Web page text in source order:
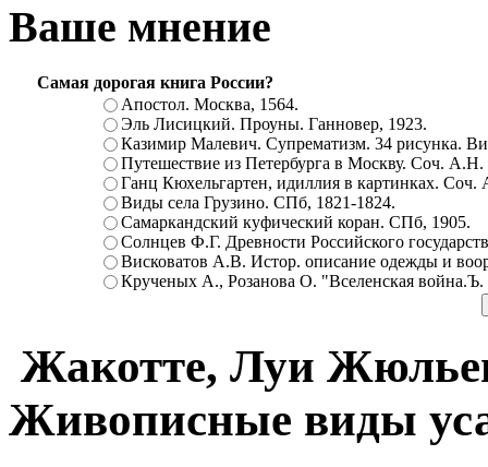
Ваше мнение
Самая дорогая книга России?
Апостол. Москва, 1564.
Эль Лисицкий. Проуны. Ганновер, 1923.
Казимир Малевич. Супрематизм. 34 рисунка.
Путешествие из Петербурга в Москву. Соч.
Ганц Кюхельгартен, идиллия в картинках.
Виды села Грузино. СПб, 1821-1824.
Самаркандский куфический коран. СПб, 1905.
Солнцев Ф.Г. Древности Российского
Висковатов А.В. Истор. описание одежды и
Крученых А., Розанова О. "Вселенская
Жакотте, Луи
Живописные виды